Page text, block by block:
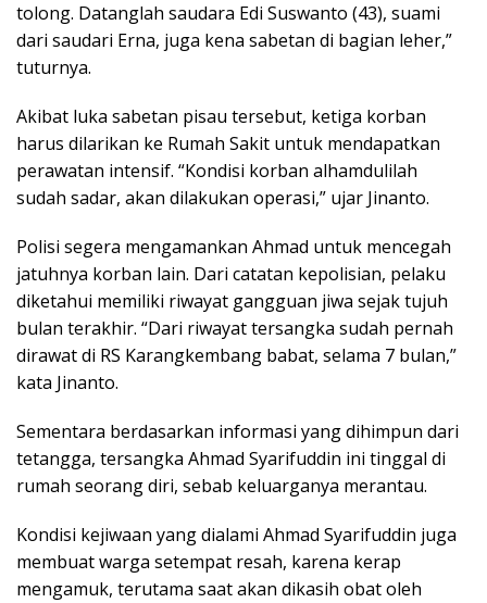
tolong. Datanglah saudara Edi Suswanto (43), suami
dari saudari Erna, juga kena sabetan di bagian leher,”
tuturnya.
Akibat luka sabetan pisau tersebut, ketiga korban
harus dilarikan ke Rumah Sakit untuk mendapatkan
perawatan intensif. “Kondisi korban alhamdulilah
sudah sadar, akan dilakukan operasi,” ujar Jinanto.
Polisi segera mengamankan Ahmad untuk mencegah
jatuhnya korban lain. Dari catatan kepolisian, pelaku
diketahui memiliki riwayat gangguan jiwa sejak tujuh
bulan terakhir. “Dari riwayat tersangka sudah pernah
dirawat di RS Karangkembang babat, selama 7 bulan,”
kata Jinanto.
Sementara berdasarkan informasi yang dihimpun dari
tetangga, tersangka Ahmad Syarifuddin ini tinggal di
rumah seorang diri, sebab keluarganya merantau.
Kondisi kejiwaan yang dialami Ahmad Syarifuddin juga
membuat warga setempat resah, karena kerap
mengamuk, terutama saat akan dikasih obat oleh